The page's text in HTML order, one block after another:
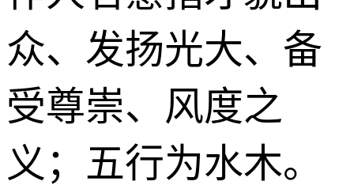
众、发扬光大、备
受尊崇、风度之
义；五行为水木。